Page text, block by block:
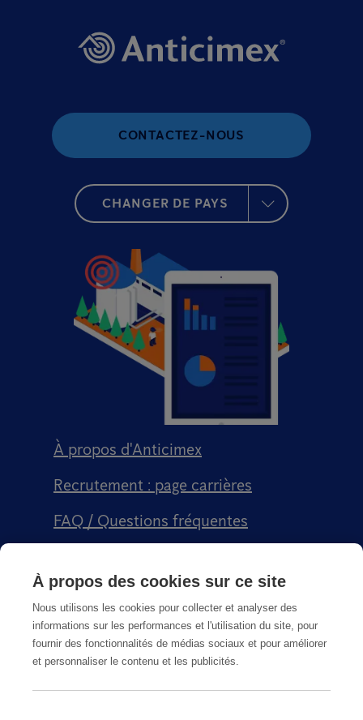
CONTACTEZ-NOUS
CHANGER DE PAYS
À propos d'Anticimex
Recrutement : page carrières
FAQ / Questions fréquentes
Conditions générales de vente CGPS
À propos des cookies sur ce site
Nous utilisons les cookies pour collecter et analyser des
informations sur les performances et l'utilisation du site, pour
fournir des fonctionnalités de médias sociaux et pour améliorer
et personnaliser le contenu et les publicités.